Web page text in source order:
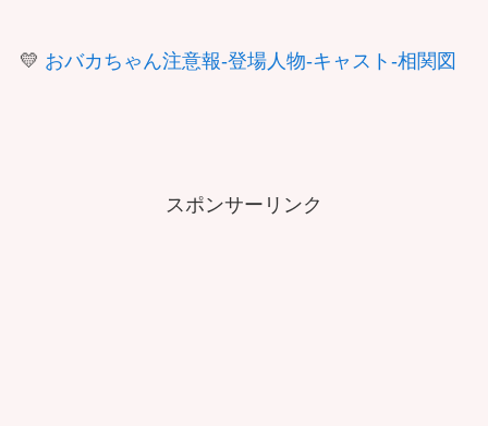
💛 おバカちゃん注意報-登場人物-キャスト-相関図
スポンサーリンク